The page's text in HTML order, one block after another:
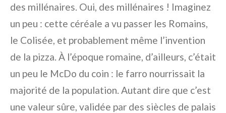
des millénaires. Oui, des millénaires ! Imaginez
un peu : cette céréale a vu passer les Romains,
le Colisée, et probablement même l’invention
de la pizza. À l’époque romaine, d’ailleurs, c’était
un peu le McDo du coin : le farro nourrissait la
majorité de la population. Autant dire que c’est
une valeur sûre, validée par des siècles de palais